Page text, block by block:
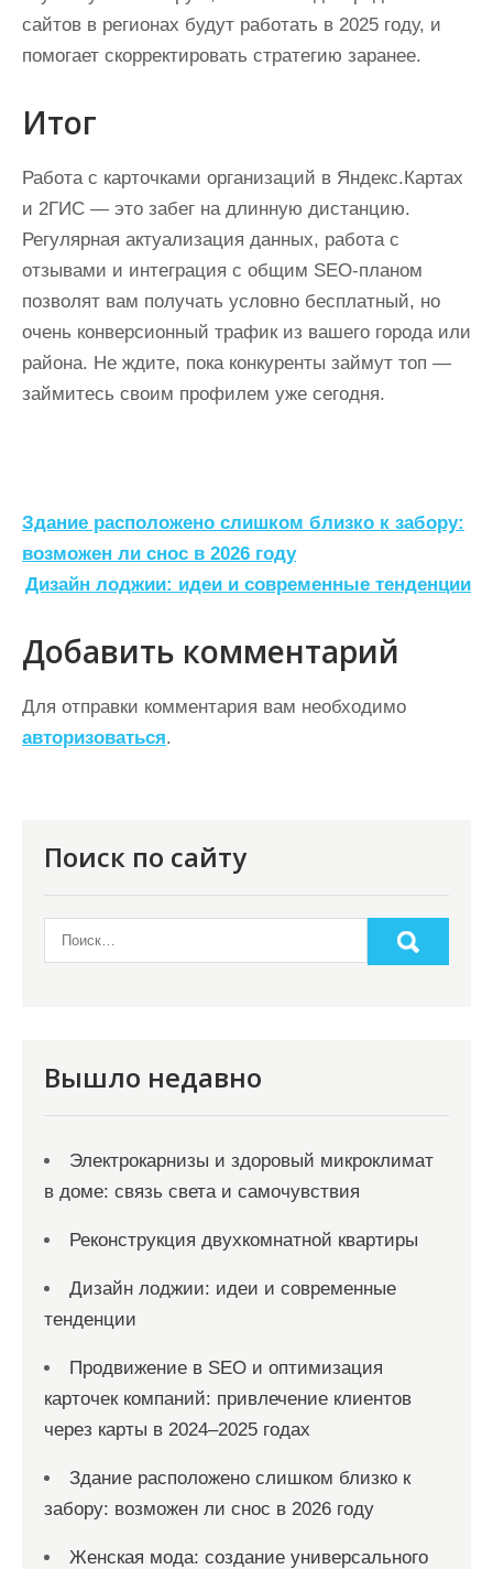
сайтов в регионах будут работать в 2025 году, и
помогает скорректировать стратегию заранее.
Итог
Работа с карточками организаций в Яндекс.Картах
и 2ГИС — это забег на длинную дистанцию.
Регулярная актуализация данных, работа с
отзывами и интеграция с общим SEO-планом
позволят вам получать условно бесплатный, но
очень конверсионный трафик из вашего города или
района. Не ждите, пока конкуренты займут топ —
займитесь своим профилем уже сегодня.
Н
а
в
и
г
а
ц
Здание расположено слишком близко к забору:
возможен ли снос в 2026 году
Дизайн лоджии: идеи и современные тенденции
Добавить комментарий
Для отправки комментария вам необходимо
авторизоваться.
Поиск по сайту
Вышло недавно
Электрокарнизы и здоровый микроклимат
в доме: связь света и самочувствия
Реконструкция двухкомнатной квартиры
Дизайн лоджии: идеи и современные
тенденции
Продвижение в SEO и оптимизация
карточек компаний: привлечение клиентов
через карты в 2024–2025 годах
Здание расположено слишком близко к
забору: возможен ли снос в 2026 году
Женская мода: создание универсального